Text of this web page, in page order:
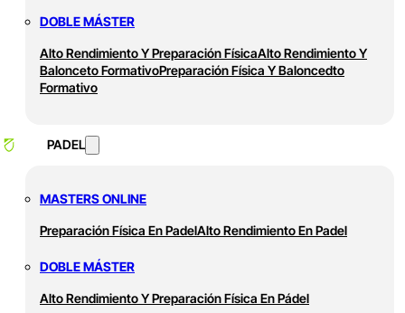
DOBLE MÁSTER
Alto Rendimiento Y Preparación FísicaAlto Rendimiento Y
Balonceto FormativoPreparación Física Y Baloncedto
Formativo
PADEL
MASTERS ONLINE
Preparación Física En PadelAlto Rendimiento En Padel
DOBLE MÁSTER
Alto Rendimiento Y Preparación Física En Pádel